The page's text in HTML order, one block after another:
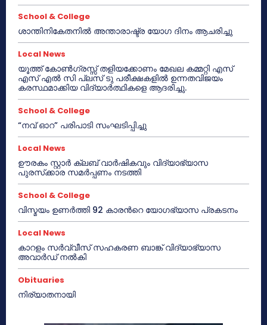
School & College
ശാന്തിനികേതനിൽ അന്താരാഷ്ട്ര യോഗ ദിനം ആചരിച്ചു
Local News
യൂത്ത് കോൺഗ്രസ്സ് തളിയക്കോണം മേഖല കമ്മറ്റി എസ്
എസ് എൽ സി പ്ലസ് ടു പരീക്ഷകളിൽ ഉന്നതവിജയം
കരസ്ഥമാക്കിയ വിദ്യാർത്ഥികളെ ആദരിച്ചു.
School & College
“നവ് ഓറ” പരിപാടി സംഘടിപ്പിച്ചു
Local News
ഊരകം സ്റ്റാർ ക്ലബ് വാർഷികവും വിദ്യാഭ്യാസ
പുരസ്‌ക്കാര സമർപ്പണം നടത്തി
School & College
വിസ്മയം ഉണർത്തി 92 കാരൻറെ യോഗഭ്യാസ പ്രകടനം
Local News
കാറളം സർവ്വീസ് സഹകരണ ബാങ്ക് വിദ്യാഭ്യാസ
അവാർഡ് നൽകി
Obituaries
നിര്യാതനായി